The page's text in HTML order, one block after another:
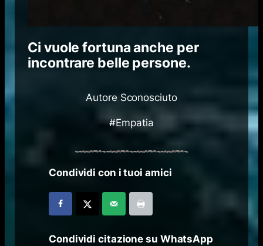
Ci vuole fortuna anche per
incontrare belle persone.
Autore Sconosciuto
#Empatia
Condividi con i tuoi amici
Condividi citazione su WhatsApp